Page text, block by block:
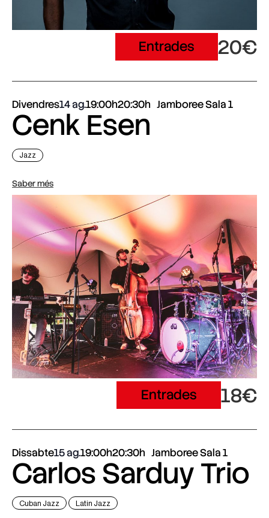
Entrades 20€
Divendres14 ag.19:00h20:30h Jamboree Sala 1
Cenk Esen
Jazz
Saber més
Entrades 18€
Dissabte15 ag.19:00h20:30h Jamboree Sala 1
Carlos Sarduy Trio
Cuban Jazz Latin Jazz